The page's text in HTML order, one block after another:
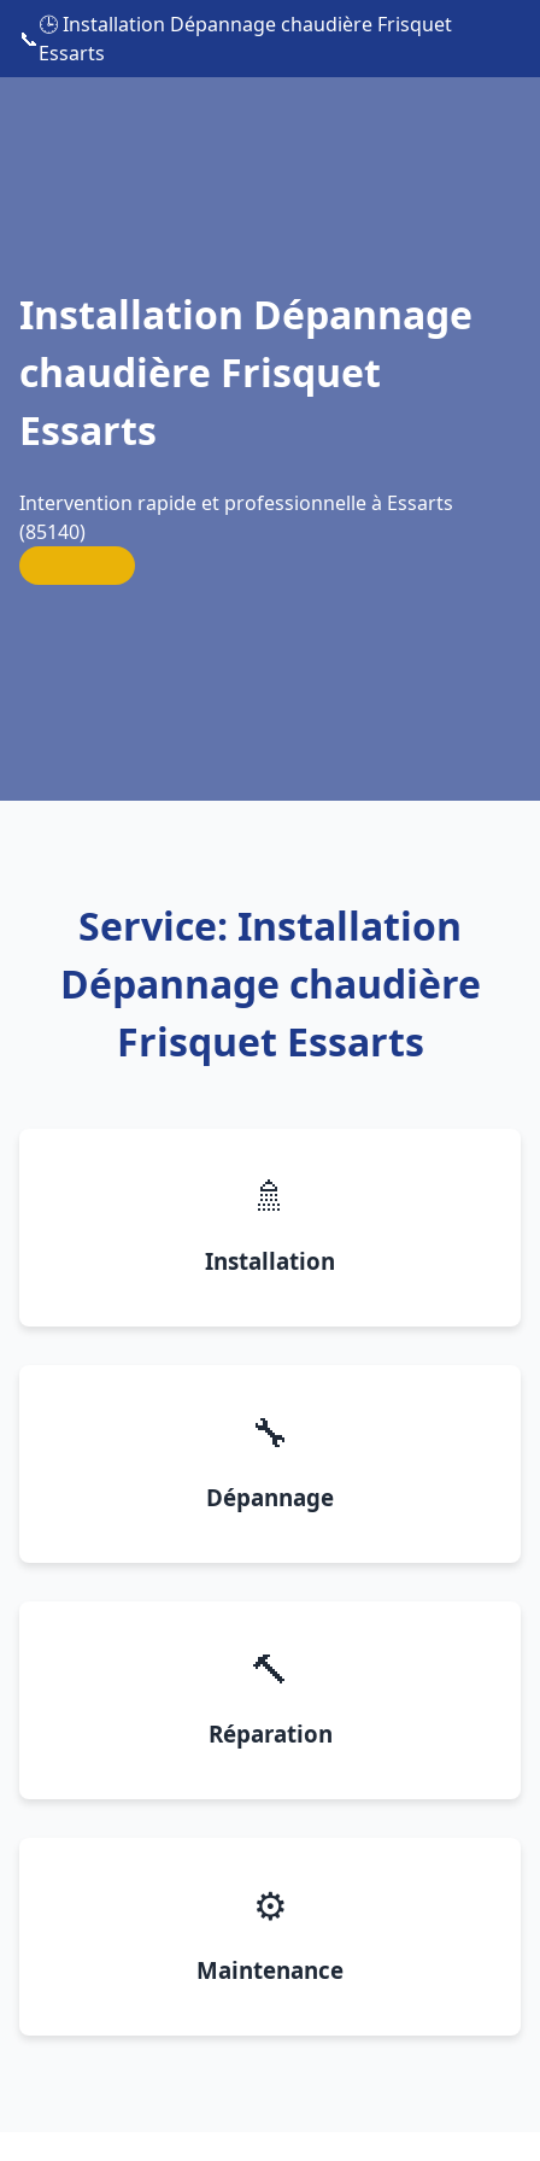
📞
🕒 Installation Dépannage chaudière Frisquet
Essarts
Installation Dépannage
chaudière Frisquet
Essarts
Intervention rapide et professionnelle à Essarts
(85140)
Service: Installation
Dépannage chaudière
Frisquet Essarts
🚿
Installation
🔧
Dépannage
🔨
Réparation
⚙️
Maintenance